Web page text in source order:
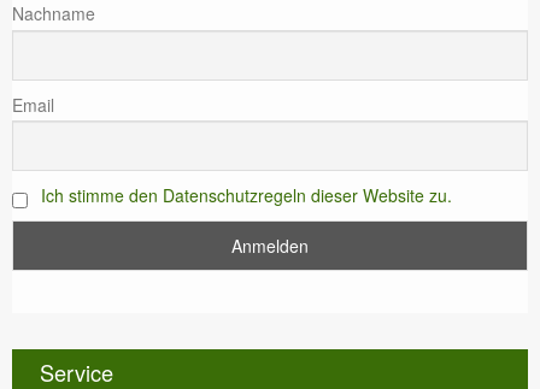
Nachname
Email
Ich stimme den Datenschutzregeln dieser Website zu.
Service